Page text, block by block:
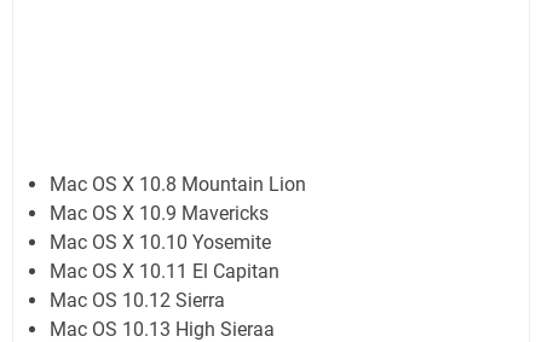
Mac OS X 10.8 Mountain Lion
Mac OS X 10.9 Mavericks
Mac OS X 10.10 Yosemite
Mac OS X 10.11 El Capitan
Mac OS 10.12 Sierra
Mac OS 10.13 High Sieraa